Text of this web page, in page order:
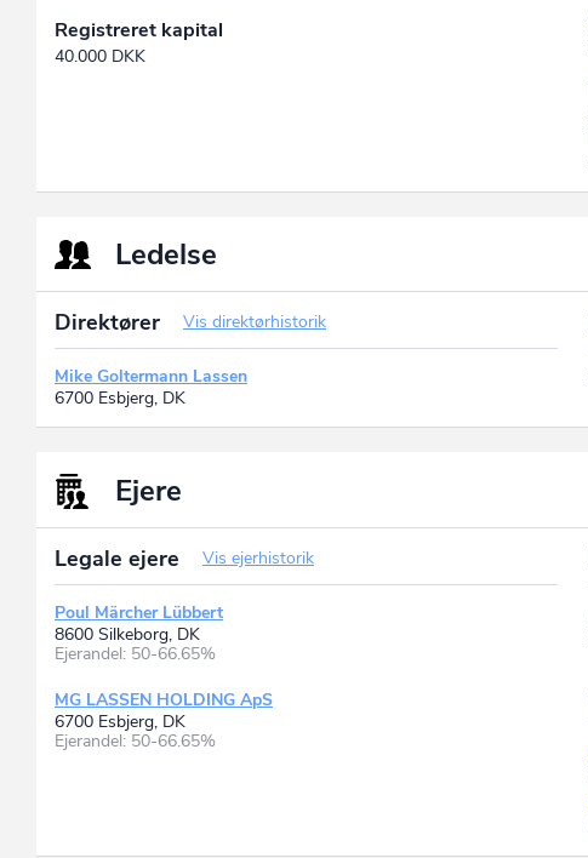
Registreret kapital
40.000 DKK
Ledelse
Direktører Vis direktørhistorik
Mike Goltermann Lassen
6700 Esbjerg, DK
Ejere
Legale ejere Vis ejerhistorik
Poul Märcher Lübbert
8600 Silkeborg, DK
Ejerandel: 50-66.65%
MG LASSEN HOLDING ApS
6700 Esbjerg, DK
Ejerandel: 50-66.65%